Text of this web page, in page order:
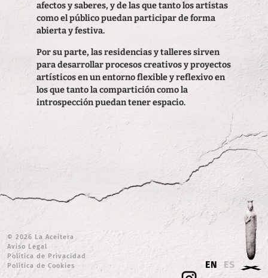
EN ES
© 2026 La Aceitera
Aviso Legal
Política de Privacidad
Política de Cookies
afectos y saberes, y de las que tanto los artistas
como el público puedan participar de forma
abierta y festiva.
Por su parte, las residencias y talleres sirven
para desarrollar procesos creativos y proyectos
artísticos en un entorno flexible y reflexivo en
los que tanto la compartición como la
introspección puedan tener espacio.